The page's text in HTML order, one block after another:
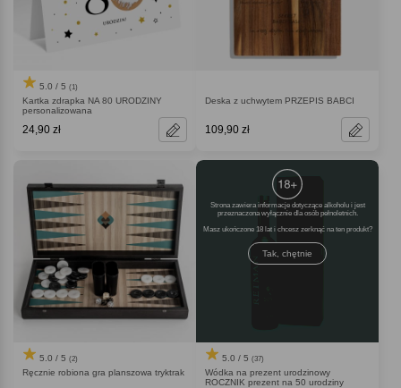
5.0 / 5 (1)
Kartka zdrapka NA 80 URODZINY
personalizowana
24,90 zł
Deska z uchwytem PRZEPIS BABCI
109,90 zł
5.0 / 5 (2)
Ręcznie robiona gra planszowa tryktrak
Strona zawiera informacje dotyczące alkoholu i jest
przeznaczona wyłącznie dla osób pełnoletnich.
Masz ukończone 18 lat i chcesz zerknąć na ten produkt
Tak, chętnie
5.0 / 5 (37)
Wódka na prezent urodzinowy
ROCZNIK prezent na 50 urodziny